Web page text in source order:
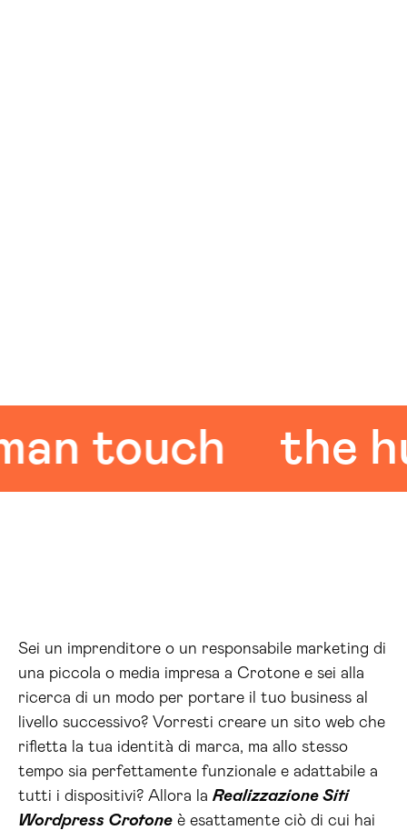
touch the
Sei un imprenditore o un responsabile marketing di
una piccola o media impresa a Crotone e sei alla
ricerca di un modo per portare il tuo business al
livello successivo? Vorresti creare un sito web che
rifletta la tua identità di marca, ma allo stesso
tempo sia perfettamente funzionale e adattabile a
tutti i dispositivi? Allora la Realizzazione Siti
Wordpress Crotone è esattamente ciò di cui hai